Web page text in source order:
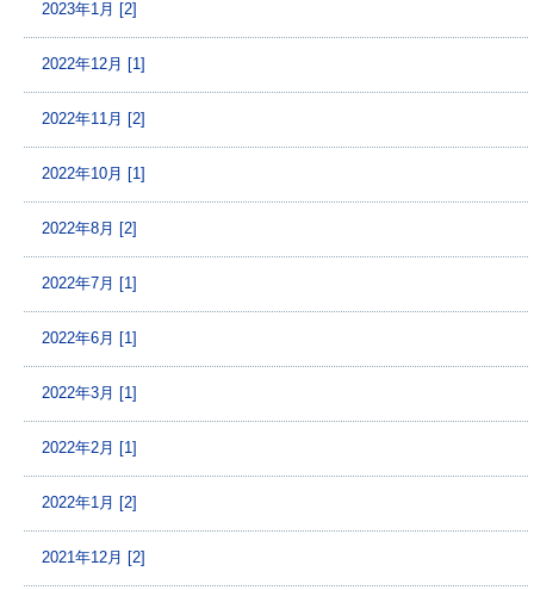
2023年1月 [2]
2022年12月 [1]
2022年11月 [2]
2022年10月 [1]
2022年8月 [2]
2022年7月 [1]
2022年6月 [1]
2022年3月 [1]
2022年2月 [1]
2022年1月 [2]
2021年12月 [2]